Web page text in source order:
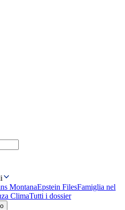
MontanaEpstein FilesFamiglia nel
ClimaTutti i dossier